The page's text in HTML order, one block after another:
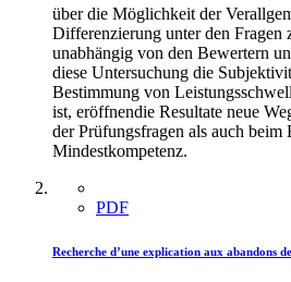
über die Möglichkeit der
Differenzierung unter den Fragen
unabhängig von den Bewertern
diese Untersuchung die
Bestimmung von
ist, eröffnendie Resultate neue
der Prüfungsfragen als auch beim
Mindestkompetenz.
PDF
Recherche d’une explication aux abandons